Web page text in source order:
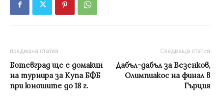
предишна статия
Ботевград ще е домакин
на турнира за Купа БФБ
при юношите до 18 г.
Следваща статия
Дабъл-дабъл за Везенков,
Олимпиакос на финал в
Гърция